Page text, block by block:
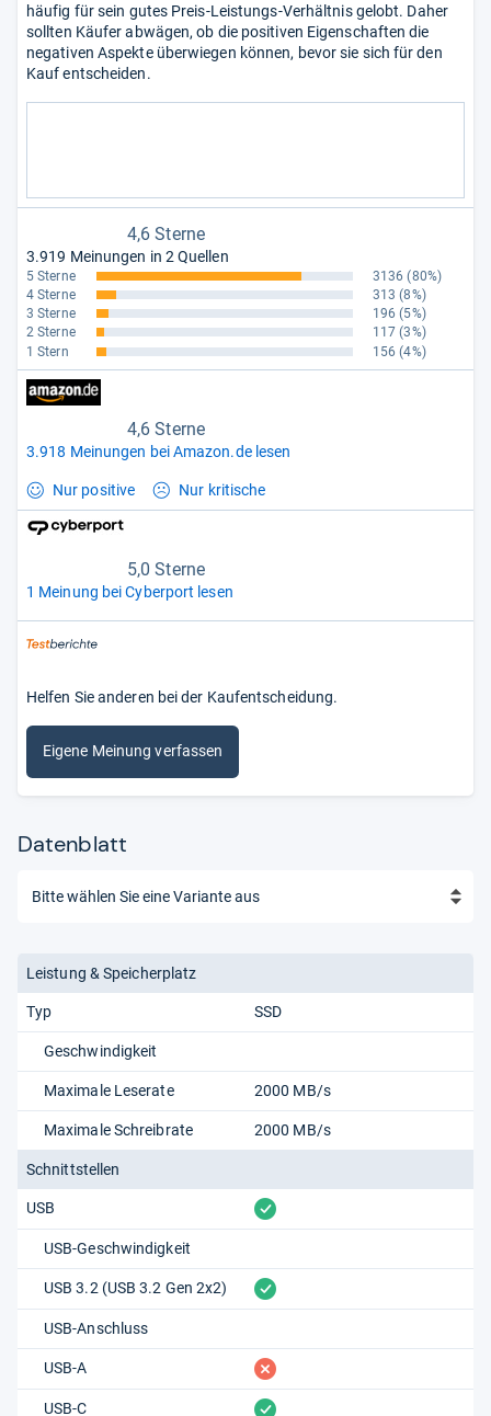
häufig für sein gutes Preis-Leistungs-Verhältnis gelobt. Daher
sollten Käufer abwägen, ob die positiven Eigenschaften die
negativen Aspekte überwiegen können, bevor sie sich für den
Kauf entscheiden.
4,6 Sterne
3.919 Meinungen in 2 Quellen
5 Sterne 3136 (80%)
4 Sterne
313 (8%)
3 Sterne
196 (5%)
2 Sterne
117 (3%)
1 Stern
156 (4%)
4,6 Sterne
3.918 Meinungen bei Amazon.de lesen
Nur positive Nur kritische
5,0 Sterne
1 Meinung bei Cyberport lesen
Helfen Sie anderen bei der Kaufentscheidung.
Eigene Meinung verfassen
Datenblatt
Leistung & Speicherplatz
Typ SSD
Geschwindigkeit
Maximale Leserate 2000 MB/s
Maximale Schreibrate 2000 MB/s
Schnittstellen
USB vorhanden
USB-Geschwindigkeit
USB 3.2 (USB 3.2 Gen 2x2) vorhanden
USB-Anschluss
USB-A fehlt
USB-C vorhanden